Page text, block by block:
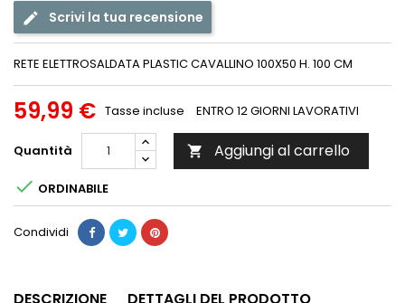
Scrivi la tua recensione
RETE ELETTROSALDATA PLASTIC CAVALLINO 100X50 H. 100 CM
59,99 € Tasse incluse ENTRO 12 GIORNI LAVORATIVI
Quantità  Aggiungi al carrello
 ORDINABILE
Condividi